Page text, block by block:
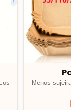
Menos